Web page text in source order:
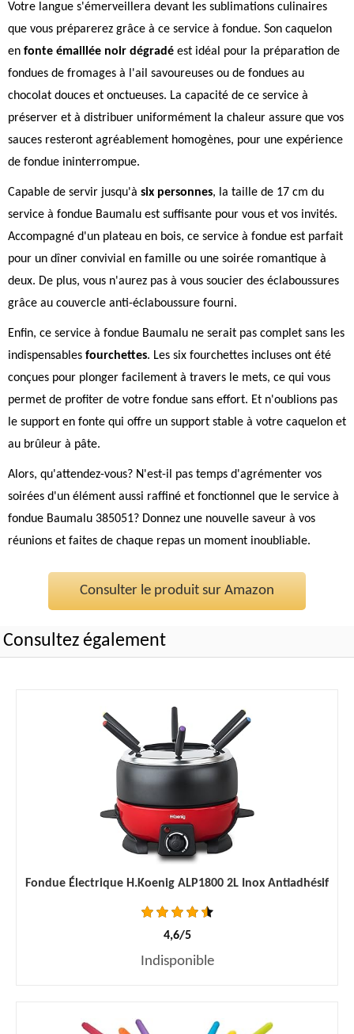
Votre langue s'émerveillera devant les sublimations culinaires
que vous préparerez grâce à ce service à fondue. Son caquelon
en fonte émaillée noir dégradé est idéal pour la préparation de
fondues de fromages à l'ail savoureuses ou de fondues au
chocolat douces et onctueuses. La capacité de ce service à
préserver et à distribuer uniformément la chaleur assure que vos
sauces resteront agréablement homogènes, pour une expérience
de fondue ininterrompue.
Capable de servir jusqu'à six personnes, la taille de 17 cm du
service à fondue Baumalu est suffisante pour vous et vos invités.
Accompagné d'un plateau en bois, ce service à fondue est parfait
pour un dîner convivial en famille ou une soirée romantique à
deux. De plus, vous n'aurez pas à vous soucier des éclaboussures
grâce au couvercle anti-éclaboussure fourni.
Enfin, ce service à fondue Baumalu ne serait pas complet sans les
indispensables fourchettes. Les six fourchettes incluses ont été
conçues pour plonger facilement à travers le mets, ce qui vous
permet de profiter de votre fondue sans effort. Et n'oublions pas
le support en fonte qui offre un support stable à votre caquelon et
au brûleur à pâte.
Alors, qu'attendez-vous? N'est-il pas temps d'agrémenter vos
soirées d'un élément aussi raffiné et fonctionnel que le service à
fondue Baumalu 385051? Donnez une nouvelle saveur à vos
réunions et faites de chaque repas un moment inoubliable.
Consulter le produit sur Amazon
Consultez également
Fondue Électrique H.Koenig ALP1800 2L Inox Antiadhésif
4,6/5
Indisponible